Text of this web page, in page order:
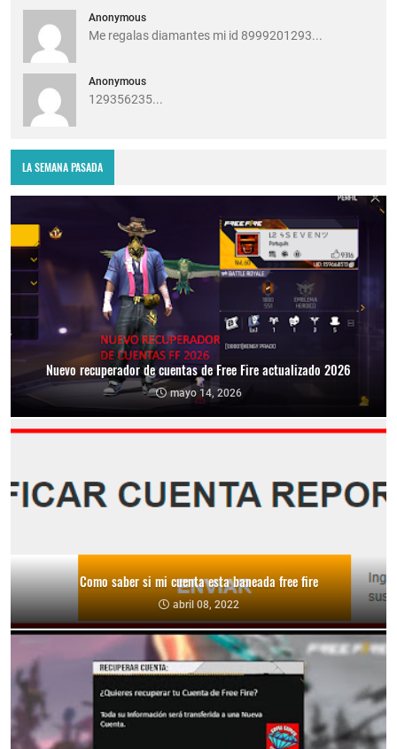
Anonymous
Me regalas diamantes mi id 8999201293...
Anonymous
129356235...
LA SEMANA PASADA
Nuevo recuperador de cuentas de Free Fire actualizado 2026
mayo 14, 2026
Como saber si mi cuenta esta baneada free fire
abril 08, 2022